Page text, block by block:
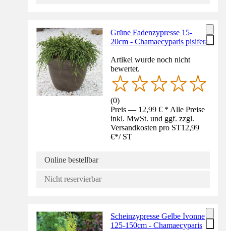
Grüne Fadenzypresse 15-
20cm - Chamaecyparis pisifera
Artikel wurde noch nicht
bewertet.
(0)
Preis — 12,99 € * Alle Preise
inkl. MwSt. und ggf. zzgl.
Versandkosten pro ST12,99
€*/ ST
Online bestellbar
Nicht reservierbar
Scheinzypresse Gelbe Ivonne
125-150cm - Chamaecyparis